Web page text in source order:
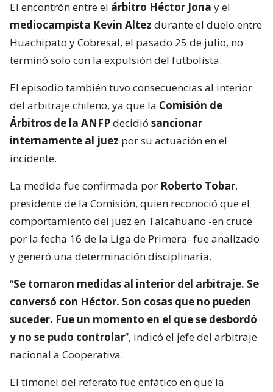
El encontrón entre el árbitro Héctor Jona y el
mediocampista Kevin Altez durante el duelo entre
Huachipato y Cobresal, el pasado 25 de julio, no
terminó solo con la expulsión del futbolista.
El episodio también tuvo consecuencias al interior
del arbitraje chileno, ya que la Comisión de
Árbitros de la ANFPdecidió sancionar
internamente al juez por su actuación en el
incidente.
La medida fue confirmada por Roberto Tobar,
presidente de la Comisión, quien reconoció que el
comportamiento del juez en Talcahuano -en cruce
por la fecha 16 de la Liga de Primera- fue analizado
y generó una determinación disciplinaria.
“Se tomaron medidas al interior del arbitraje. Se
conversó con Héctor. Son cosas que no pueden
suceder. Fue un momento en el que se desbordó
y no se pudo controlar”, indicó el jefe del arbitraje
nacional a Cooperativa.
El timonel del referato fue enfático en que la